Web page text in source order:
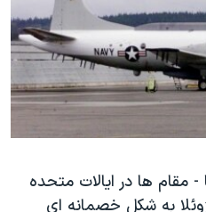
مقام ها در ایالات متحده
به شکل خصمانه ای